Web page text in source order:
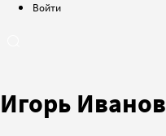
Войти
Игорь Иванов